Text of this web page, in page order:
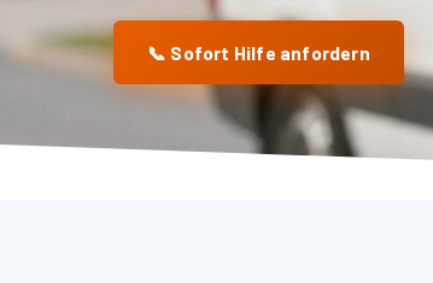
📞 Sofort Hilfe anfordern